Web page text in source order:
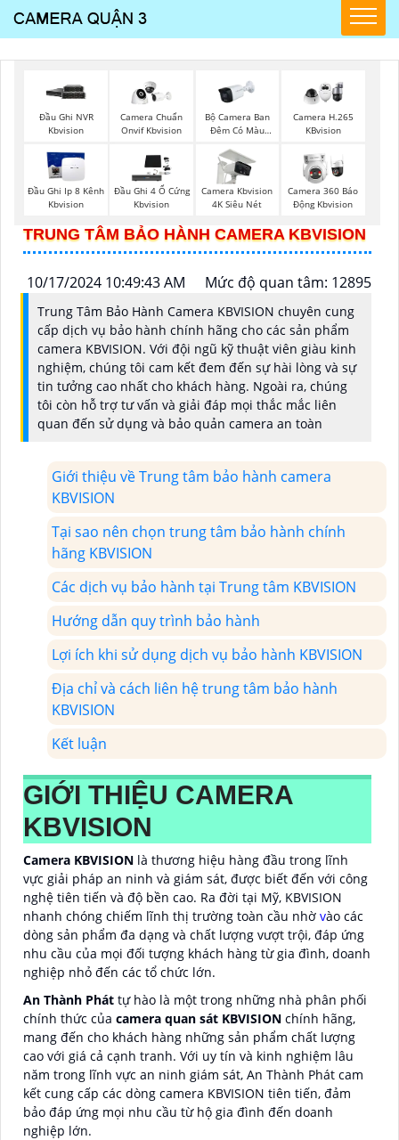
Đầu Ghi NVR
Kbvision
Camera Chuẩn
Onvif Kbvision
Bộ Camera Ban
Đêm Có Màu
Camera H.265
KBvision
Đầu Ghi Ip 8 Kênh
Kbvision
Đầu Ghi 4 Ổ Cứng
Kbvision
Camera Kbvision
4K Siêu Nét
Camera 360 Báo
Động Kbvision
TRUNG TÂM BẢO HÀNH CAMERA KBVISION
10/17/2024 10:49:43 AM Mức độ quan tâm: 12895
Trung Tâm Bảo Hành Camera KBVISION chuyên cung
cấp dịch vụ bảo hành chính hãng cho các sản phẩm
camera KBVISION. Với đội ngũ kỹ thuật viên giàu kinh
nghiệm, chúng tôi cam kết đem đến sự hài lòng và sự
tin tưởng cao nhất cho khách hàng. Ngoài ra, chúng
tôi còn hỗ trợ tư vấn và giải đáp mọi thắc mắc liên
quan đến sử dụng và bảo quản camera an toàn
Giới thiệu về Trung tâm bảo hành camera
KBVISION
Tại sao nên chọn trung tâm bảo hành chính
hãng KBVISION
Các dịch vụ bảo hành tại Trung tâm KBVISION
Hướng dẫn quy trình bảo hành
Lợi ích khi sử dụng dịch vụ bảo hành KBVISION
Địa chỉ và cách liên hệ trung tâm bảo hành
KBVISION
Kết luận
GIỚI THIỆU CAMERA
KBVISION
Camera KBVISION là thương hiệu hàng đầu trong lĩnh
vực giải pháp an ninh và giám sát, được biết đến với công
nghệ tiên tiến và độ bền cao. Ra đời tại Mỹ, KBVISION
nhanh chóng chiếm lĩnh thị trường toàn cầu nhờ vào các
dòng sản phẩm đa dạng và chất lượng vượt trội, đáp ứng
nhu cầu của mọi đối tượng khách hàng từ gia đình, doanh
nghiệp nhỏ đến các tổ chức lớn.
An Thành Phát tự hào là một trong những nhà phân phối
chính thức của camera quan sát KBVISION chính hãng,
mang đến cho khách hàng những sản phẩm chất lượng
cao với giá cả cạnh tranh. Với uy tín và kinh nghiệm lâu
năm trong lĩnh vực an ninh giám sát, An Thành Phát cam
kết cung cấp các dòng camera KBVISION tiên tiến, đảm
bảo đáp ứng mọi nhu cầu từ hộ gia đình đến doanh
nghiệp lớn.